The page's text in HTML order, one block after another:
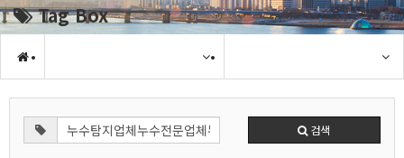
Tag Box
검색